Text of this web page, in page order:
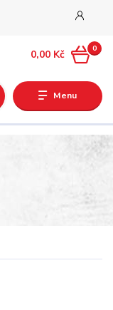
Menu
0
0,00 Kč